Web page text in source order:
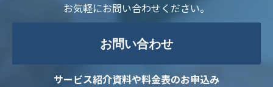
お気軽にお問い合わせください。
お問い合わせ
サービス紹介資料や料金表のお申込み